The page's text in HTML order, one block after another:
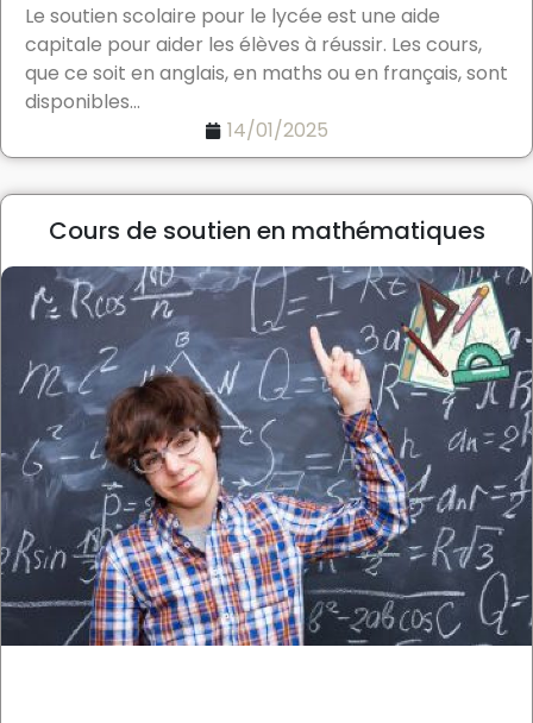
Le soutien scolaire pour le lycée est une aide
capitale pour aider les élèves à réussir. Les cours,
que ce soit en anglais, en maths ou en français, sont
disponibles...
14/01/2025
Cours de soutien en mathématiques